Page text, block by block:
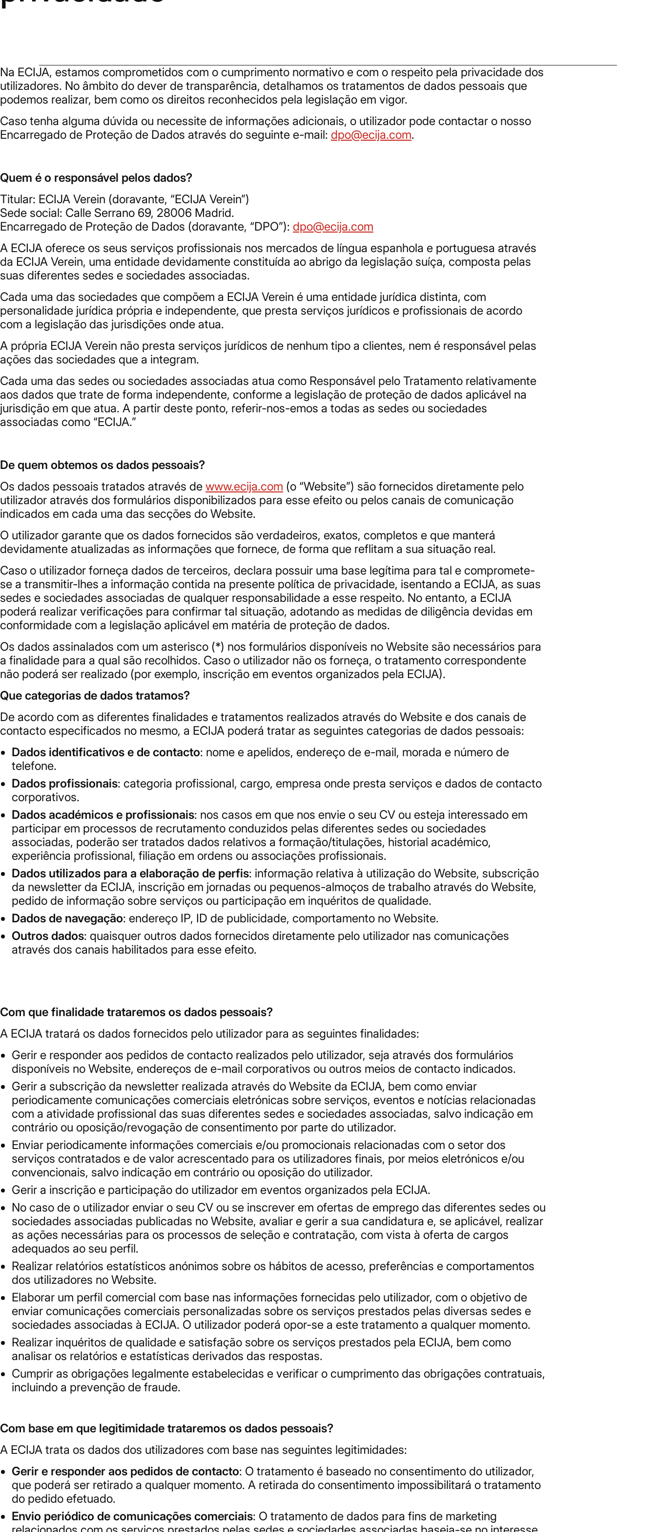
Na ECIJA, estamos comprometidos com o cumprimento normativo e com o respeito pela privacidade dos
utilizadores. No âmbito do dever de transparência, detalhamos os tratamentos de dados pessoais que
podemos realizar, bem como os direitos reconhecidos pela legislação em vigor.
Caso tenha alguma dúvida ou necessite de informações adicionais, o utilizador pode contactar o nosso
Encarregado de Proteção de Dados através do seguinte e-mail: dpo@ecija.com.
Quem é o responsável pelos dados?
Titular: ECIJA Verein (doravante, “ECIJA Verein”)
Sede social: Calle Serrano 69, 28006 Madrid.
Encarregado de Proteção de Dados (doravante, “DPO”): dpo@ecija.com
A ECIJA oferece os seus serviços profissionais nos mercados de língua espanhola e portuguesa através
da ECIJA Verein, uma entidade devidamente constituída ao abrigo da legislação suíça, composta pelas
suas diferentes sedes e sociedades associadas.
Cada uma das sociedades que compõem a ECIJA Verein é uma entidade jurídica distinta, com
personalidade jurídica própria e independente, que presta serviços jurídicos e profissionais de acordo
com a legislação das jurisdições onde atua.
A própria ECIJA Verein não presta serviços jurídicos de nenhum tipo a clientes, nem é responsável pelas
ações das sociedades que a integram.
Cada uma das sedes ou sociedades associadas atua como Responsável pelo Tratamento relativamente
aos dados que trate de forma independente, conforme a legislação de proteção de dados aplicável na
jurisdição em que atua. A partir deste ponto, referir-nos-emos a todas as sedes ou sociedades
associadas como “ECIJA.”
De quem obtemos os dados pessoais?
Os dados pessoais tratados através de www.ecija.com (o “Website”) são fornecidos diretamente pelo
utilizador através dos formulários disponibilizados para esse efeito ou pelos canais de comunicação
indicados em cada uma das secções do Website.
O utilizador garante que os dados fornecidos são verdadeiros, exatos, completos e que manterá
devidamente atualizadas as informações que fornece, de forma que reflitam a sua situação real.
Caso o utilizador forneça dados de terceiros, declara possuir uma base legítima para tal e compromete-
se a transmitir-lhes a informação contida na presente política de privacidade, isentando a ECIJA, as suas
sedes e sociedades associadas de qualquer responsabilidade a esse respeito. No entanto, a ECIJA
poderá realizar verificações para confirmar tal situação, adotando as medidas de diligência devidas em
conformidade com a legislação aplicável em matéria de proteção de dados.
Os dados assinalados com um asterisco (*) nos formulários disponíveis no Website são necessários para
a finalidade para a qual são recolhidos. Caso o utilizador não os forneça, o tratamento correspondente
não poderá ser realizado (por exemplo, inscrição em eventos organizados pela ECIJA).
Que categorias de dados tratamos?
De acordo com as diferentes finalidades e tratamentos realizados através do Website e dos canais de
contacto especificados no mesmo, a ECIJA poderá tratar as seguintes categorias de dados pessoais:
Dados identificativos e de contacto: nome e apelidos, endereço de e-mail, morada e número de
telefone.
Dados profissionais: categoria profissional, cargo, empresa onde presta serviços e dados de contacto
corporativos.
Dados académicos e profissionais: nos casos em que nos envie o seu CV ou esteja interessado em
participar em processos de recrutamento conduzidos pelas diferentes sedes ou sociedades
associadas, poderão ser tratados dados relativos a formação/titulações, historial académico,
experiência profissional, filiação em ordens ou associações profissionais.
Dados utilizados para a elaboração de perfis: informação relativa à utilização do Website, subscrição
da newsletter da ECIJA, inscrição em jornadas ou pequenos-almoços de trabalho através do Website,
pedido de informação sobre serviços ou participação em inquéritos de qualidade.
Dados de navegação: endereço IP, ID de publicidade, comportamento no Website.
Outros dados: quaisquer outros dados fornecidos diretamente pelo utilizador nas comunicações
através dos canais habilitados para esse efeito.
Com que finalidade trataremos os dados pessoais?
A ECIJA tratará os dados fornecidos pelo utilizador para as seguintes finalidades:
Gerir e responder aos pedidos de contacto realizados pelo utilizador, seja através dos formulários
disponíveis no Website, endereços de e-mail corporativos ou outros meios de contacto indicados.
Gerir a subscrição da newsletter realizada através do Website da ECIJA, bem como enviar
periodicamente comunicações comerciais eletrónicas sobre serviços, eventos e notícias relacionadas
com a atividade profissional das suas diferentes sedes e sociedades associadas, salvo indicação em
contrário ou oposição/revogação de consentimento por parte do utilizador.
Enviar periodicamente informações comerciais e/ou promocionais relacionadas com o setor dos
serviços contratados e de valor acrescentado para os utilizadores finais, por meios eletrónicos e/ou
convencionais, salvo indicação em contrário ou oposição do utilizador.
Gerir a inscrição e participação do utilizador em eventos organizados pela ECIJA.
No caso de o utilizador enviar o seu CV ou se inscrever em ofertas de emprego das diferentes sedes ou
sociedades associadas publicadas no Website, avaliar e gerir a sua candidatura e, se aplicável, realizar
as ações necessárias para os processos de seleção e contratação, com vista à oferta de cargos
adequados ao seu perfil.
Realizar relatórios estatísticos anónimos sobre os hábitos de acesso, preferências e comportamentos
dos utilizadores no Website.
Elaborar um perfil comercial com base nas informações fornecidas pelo utilizador, com o objetivo de
enviar comunicações comerciais personalizadas sobre os serviços prestados pelas diversas sedes e
sociedades associadas à ECIJA. O utilizador poderá opor-se a este tratamento a qualquer momento.
Realizar inquéritos de qualidade e satisfação sobre os serviços prestados pela ECIJA, bem como
analisar os relatórios e estatísticas derivados das respostas.
Cumprir as obrigações legalmente estabelecidas e verificar o cumprimento das obrigações contratuais,
incluindo a prevenção de fraude.
Com base em que legitimidade trataremos os dados pessoais?
A ECIJA trata os dados dos utilizadores com base nas seguintes legitimidades:
Gerir e responder aos pedidos de contacto: O tratamento é baseado no consentimento do utilizador,
que poderá ser retirado a qualquer momento. A retirada do consentimento impossibilitará o tratamento
do pedido efetuado.
Envio periódico de comunicações comerciais: O tratamento de dados para fins de marketing